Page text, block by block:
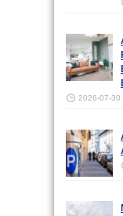
2026-07-30